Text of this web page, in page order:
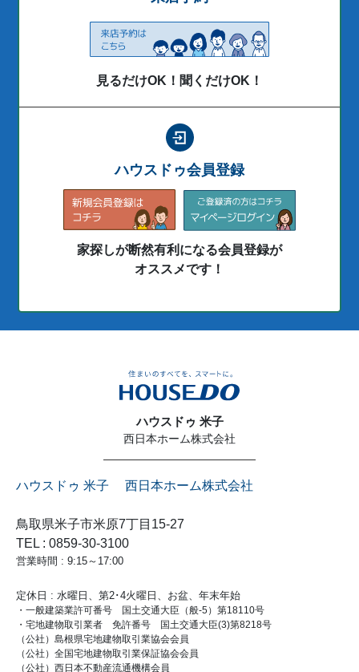
見るだけOK！聞くだけOK！
ハウスドゥ会員登録
家探しが断然有利になる会員登録が
オススメです！
ハウスドゥ 米子
西日本ホーム株式会社
ハウスドゥ 米子 西日本ホーム株式会社
鳥取県米子市米原7丁目15-27
TEL : 0859-30-3100
営業時間 : 9:15～17:00
定休日 : 水曜日、第2･4火曜日、お盆、年末年始
・一般建築業許可番号 国土交通大臣（般-5）第18110号
・宅地建物取引業者 免許番号 国土交通大臣(3)第8218号
（公社）島根県宅地建物取引業協会会員
（公社）全国宅地建物取引業保証協会会員
（公社）西日本不動産流通機構会員